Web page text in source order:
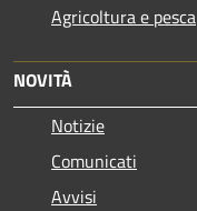
Agricoltura e pesca
NOVITÀ
Notizie
Comunicati
Avvisi